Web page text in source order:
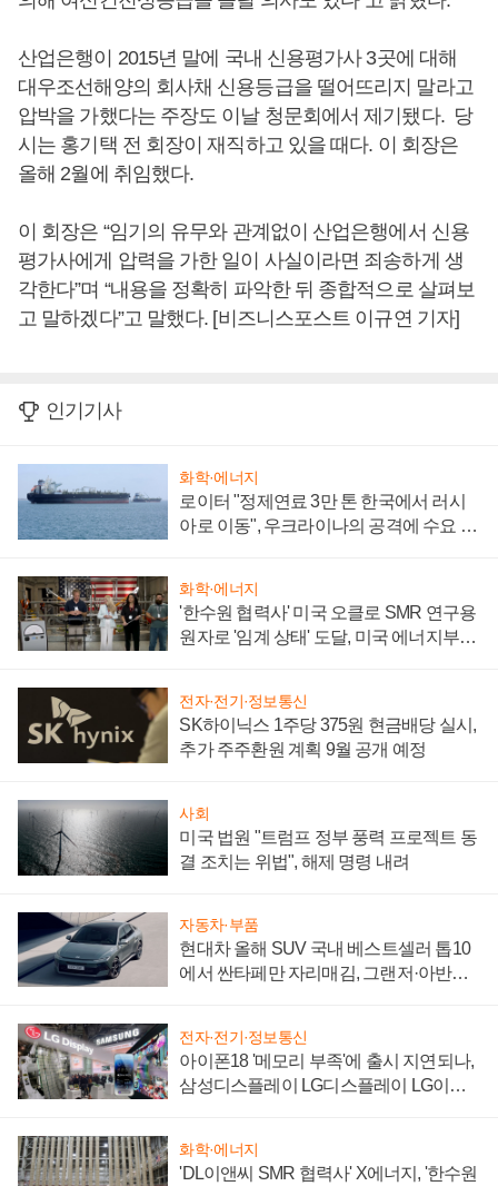
산업은행이 2015년 말에 국내 신용평가사 3곳에 대해
대우조선해양의 회사채 신용등급을 떨어뜨리지 말라고
압박을 가했다는 주장도 이날 청문회에서 제기됐다. 당
시는 홍기택 전 회장이 재직하고 있을 때다. 이 회장은
올해 2월에 취임했다.
이 회장은 “임기의 유무와 관계없이 산업은행에서 신용
평가사에게 압력을 가한 일이 사실이라면 죄송하게 생
각한다”며 “내용을 정확히 파악한 뒤 종합적으로 살펴보
고 말하겠다”고 말했다. [비즈니스포스트 이규연 기자]
인기기사
화학·에너지
로이터 "정제연료 3만 톤 한국에서 러시
아로 이동", 우크라이나의 공격에 수요 늘
화학·에너지
'한수원 협력사' 미국 오클로 SMR 연구용
원자로 '임계 상태' 도달, 미국 에너지부
전자·전기·정보통신
SK하이닉스 1주당 375원 현금배당 실시,
추가 주주환원 계획 9월 공개 예정
사회
미국 법원 "트럼프 정부 풍력 프로젝트 동
결 조치는 위법", 해제 명령 내려
자동차·부품
현대차 올해 SUV 국내 베스트셀러 톱10
에서 싼타페만 자리매김, 그랜저·아반떼
전자·전기·정보통신
아이폰18 '메모리 부족'에 출시 지연되나,
삼성디스플레이 LG디스플레이 LG이노
화학·에너지
'DL이앤씨 SMR 협력사' X에너지, '한수원